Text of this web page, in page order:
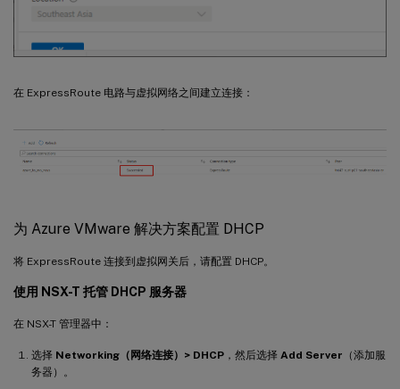
在 ExpressRoute 电路与虚拟网络之间建立连接：
为 Azure VMware 解决方案配置 DHCP
将 ExpressRoute 连接到虚拟网关后，请配置 DHCP。
使用 NSX-T 托管 DHCP 服务器
在 NSX-T 管理器中：
选择 Networking（网络连接）> DHCP ，然后选择 Add Server （添加服
务器）。